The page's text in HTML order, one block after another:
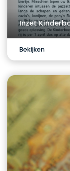
Inzet
Bekijken